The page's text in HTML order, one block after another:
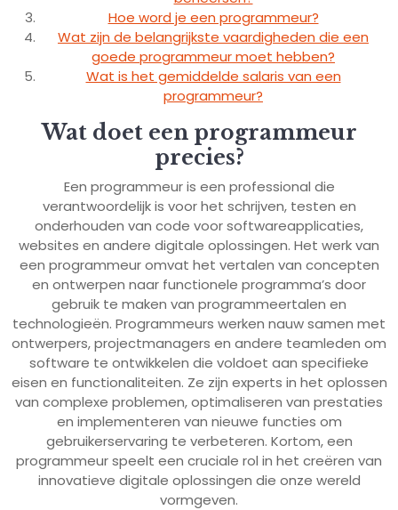
Hoe word je een programmeur?
Wat zijn de belangrijkste vaardigheden die een
goede programmeur moet hebben?
Wat is het gemiddelde salaris van een
programmeur?
Wat doet een programmeur
precies?
Een programmeur is een professional die
verantwoordelijk is voor het schrijven, testen en
onderhouden van code voor softwareapplicaties,
websites en andere digitale oplossingen. Het werk van
een programmeur omvat het vertalen van concepten
en ontwerpen naar functionele programma’s door
gebruik te maken van programmeertalen en
technologieën. Programmeurs werken nauw samen met
ontwerpers, projectmanagers en andere teamleden om
software te ontwikkelen die voldoet aan specifieke
eisen en functionaliteiten. Ze zijn experts in het oplossen
van complexe problemen, optimaliseren van prestaties
en implementeren van nieuwe functies om
gebruikerservaring te verbeteren. Kortom, een
programmeur speelt een cruciale rol in het creëren van
innovatieve digitale oplossingen die onze wereld
vormgeven.